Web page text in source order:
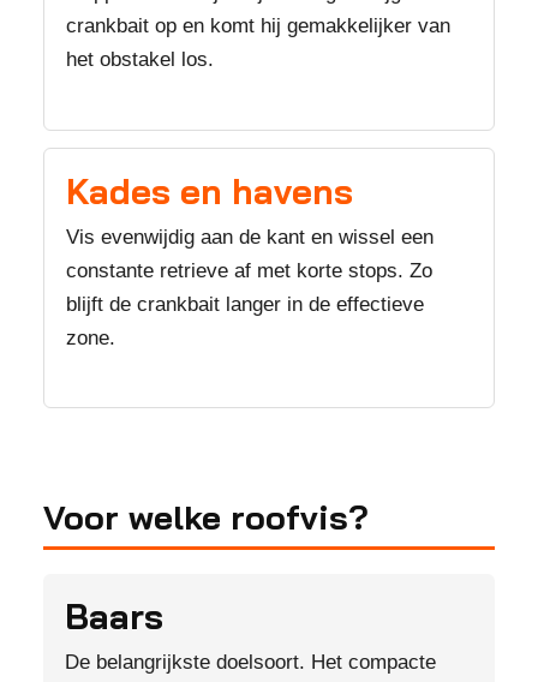
crankbait op en komt hij gemakkelijker van
het obstakel los.
Kades en havens
Vis evenwijdig aan de kant en wissel een
constante retrieve af met korte stops. Zo
blijft de crankbait langer in de effectieve
zone.
Voor welke roofvis?
Baars
De belangrijkste doelsoort. Het compacte